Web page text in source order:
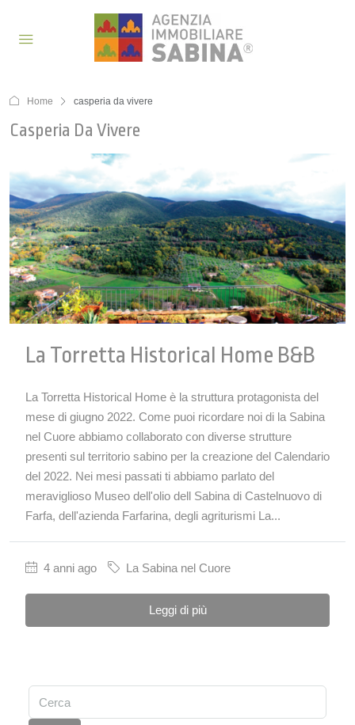
Home casperia da vivere
Casperia Da Vivere
La Torretta Historical Home B&b
La Torretta Historical Home è la struttura protagonista del
mese di giugno 2022. Come puoi ricordare noi di la Sabina
nel Cuore abbiamo collaborato con diverse strutture
presenti sul territorio sabino per la creazione del Calendario
del 2022. Nei mesi passati ti abbiamo parlato del
meraviglioso Museo dell'olio dell Sabina di Castelnuovo di
Farfa, dell'azienda Farfarina, degli agriturismi La...
4 anni ago La Sabina nel Cuore
Leggi di più